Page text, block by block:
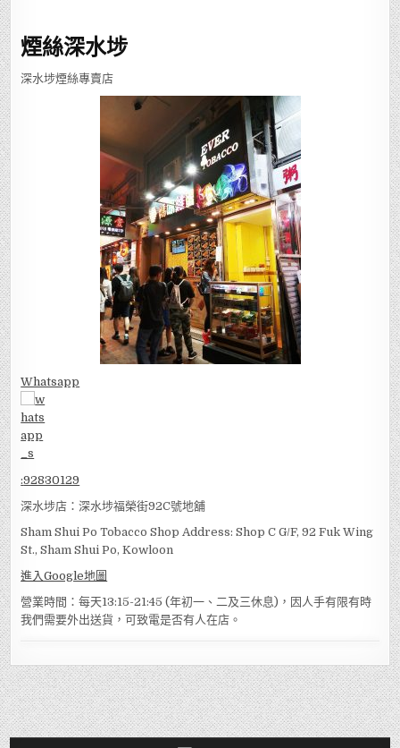
煙絲深水埗
深水埗煙絲專賣店
Whatsapp
:92830129
深水埗店：深水埗福榮街92C號地舖
Sham Shui Po Tobacco Shop Address: Shop C G/F, 92 Fuk Wing
St., Sham Shui Po, Kowloon
進入Google地圖
營業時間：每天13:15-21:45 (年初一、二及三休息)，因人手有限有時
我們需要外出送貨，可致電是否有人在店。